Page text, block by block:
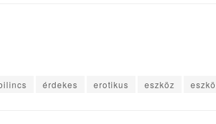
érdekes erotikus eszköz